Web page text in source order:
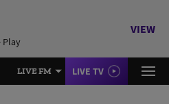
Play
VIEW
LIVE FM LIVE TV